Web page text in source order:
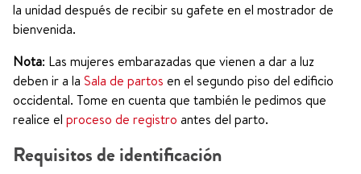
la unidad después de recibir su gafete en el mostrador de
bienvenida.
Nota: Las mujeres embarazadas que vienen a dar a luz
deben ir a la Sala de partos en el segundo piso del edificio
occidental. Tome en cuenta que también le pedimos que
realice el proceso de registro antes del parto.
Requisitos de identificación